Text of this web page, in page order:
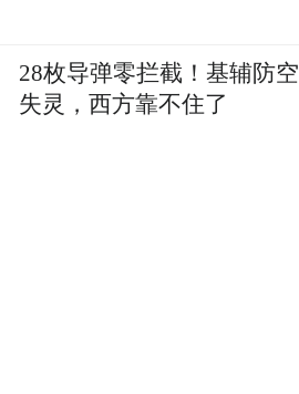
28枚导弹零拦截！基辅防空
失灵，西方靠不住了